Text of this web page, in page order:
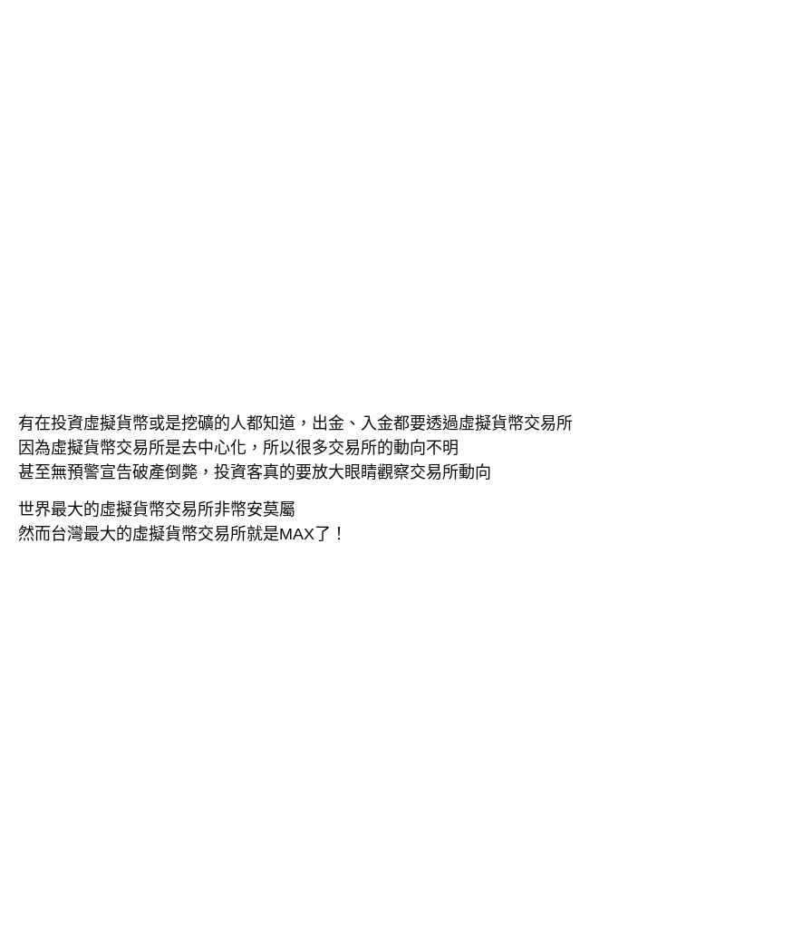
有在投資虛擬貨幣或是挖礦的人都知道，出金、入金都要透過虛擬貨幣交易所
因為虛擬貨幣交易所是去中心化，所以很多交易所的動向不明
甚至無預警宣告破產倒斃，投資客真的要放大眼睛觀察交易所動向
世界最大的虛擬貨幣交易所非幣安莫屬
然而台灣最大的虛擬貨幣交易所就是MAX了！